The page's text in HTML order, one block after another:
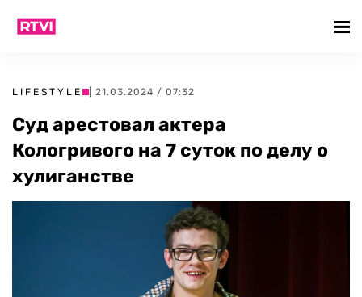
LIFESTYLE | 21.03.2024 / 07:32
Суд арестовал актера
Кологривого на 7 суток по делу о
хулиганстве